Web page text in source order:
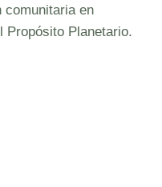
comunitaria en
Propósito Planetario.